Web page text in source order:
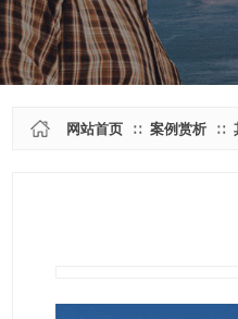
网站首页 ∷ 案例赏析 ∷